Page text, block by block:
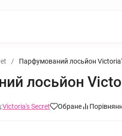
/ Парфумований лосьйон
лосьйон
Victoria's Secret Обране